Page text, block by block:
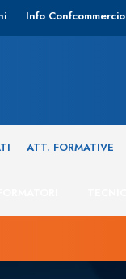
Info Confcommercio
ATT. FORMATIVE